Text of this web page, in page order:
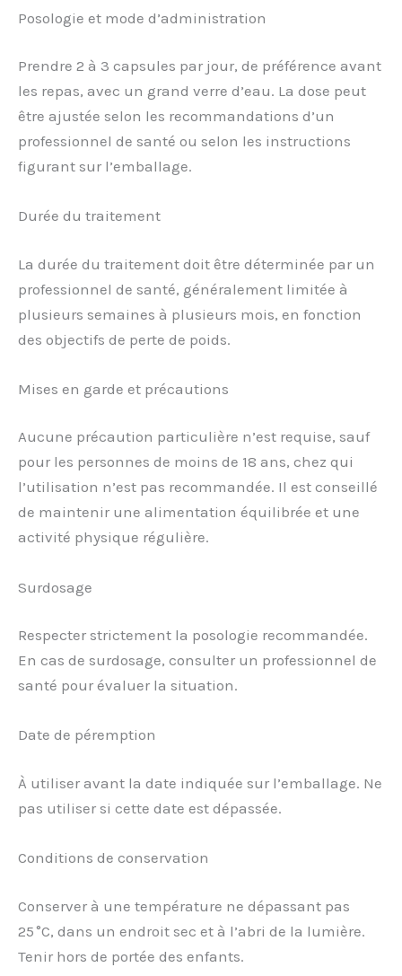
Posologie et mode d’administration
Prendre 2 à 3 capsules par jour, de préférence avant
les repas, avec un grand verre d’eau. La dose peut
être ajustée selon les recommandations d’un
professionnel de santé ou selon les instructions
figurant sur l’emballage.
Durée du traitement
La durée du traitement doit être déterminée par un
professionnel de santé, généralement limitée à
plusieurs semaines à plusieurs mois, en fonction
des objectifs de perte de poids.
Mises en garde et précautions
Aucune précaution particulière n’est requise, sauf
pour les personnes de moins de 18 ans, chez qui
l’utilisation n’est pas recommandée. Il est conseillé
de maintenir une alimentation équilibrée et une
activité physique régulière.
Surdosage
Respecter strictement la posologie recommandée.
En cas de surdosage, consulter un professionnel de
santé pour évaluer la situation.
Date de péremption
À utiliser avant la date indiquée sur l’emballage. Ne
pas utiliser si cette date est dépassée.
Conditions de conservation
Conserver à une température ne dépassant pas
25 °C, dans un endroit sec et à l’abri de la lumière.
Tenir hors de portée des enfants.